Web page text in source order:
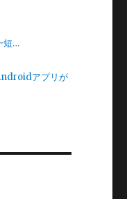
短…
アプリが